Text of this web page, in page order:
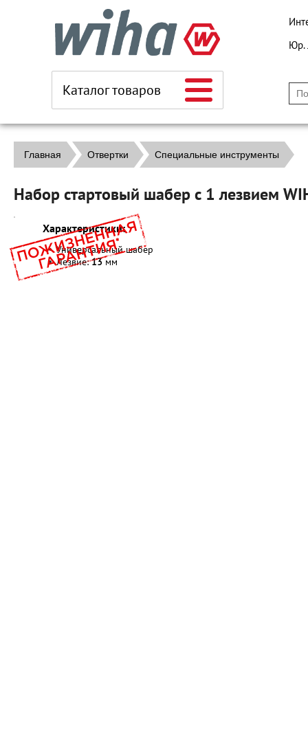
Каталог товаров
Юр.
Главная Отвертки Специальные инструменты
Набор стартовый шабер с 1 лезвием
Характеристики:
Универсальный шабер
Лезвие:13мм